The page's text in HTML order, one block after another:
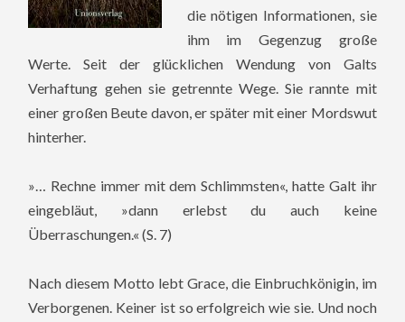
die nötigen Informationen, sie
ihm im Gegenzug große
Werte. Seit der glücklichen Wendung von Galts
Verhaftung gehen sie getrennte Wege. Sie rannte mit
einer großen Beute davon, er später mit einer Mordswut
hinterher.
»… Rechne immer mit dem Schlimmsten«, hatte Galt ihr
eingebläut, »dann erlebst du auch keine
Überraschungen.« (S. 7)
Nach diesem Motto lebt Grace, die Einbruchkönigin, im
Verborgenen. Keiner ist so erfolgreich wie sie. Und noch